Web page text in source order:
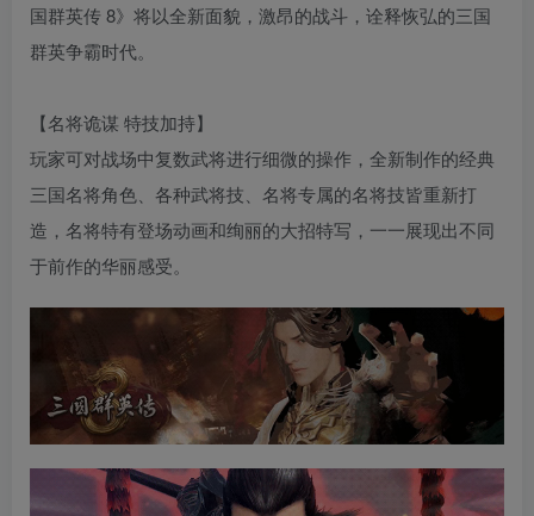
国群英传 8》将以全新面貌，激昂的战斗，诠释恢弘的三国
群英争霸时代。
【名将诡谋 特技加持】
玩家可对战场中复数武将进行细微的操作，全新制作的经典
三国名将角色、各种武将技、名将专属的名将技皆重新打
造，名将特有登场动画和绚丽的大招特写，一一展现出不同
于前作的华丽感受。